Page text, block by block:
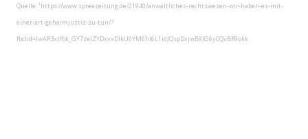
Quelle: ¹https://www.spreezeitung.de/21940/anwaltliches-rechtswesen-wir-haben-es-mit-
einer-art-geheimjustiz-zu-tun/?
fbclid=IwAR3xtfbk_GY7zeIZYDxvxDIkU0YM6hI6L1idJQspDxjwB9JG6yCQvBR9okk